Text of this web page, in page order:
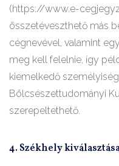
(https://www.e-
összetéveszthető más
cégnevével, valamint
meg kell felelnie, így
kiemelkedő
Bölcsészettudományi
szerepeltethető.
4. Székhely